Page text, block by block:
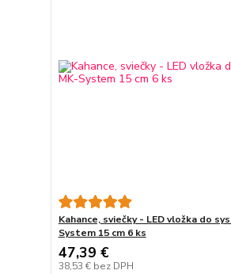
Kahance, sviečky - LED vložka do
System 15 cm 6 ks
47,39 €
38,53 € bez DPH